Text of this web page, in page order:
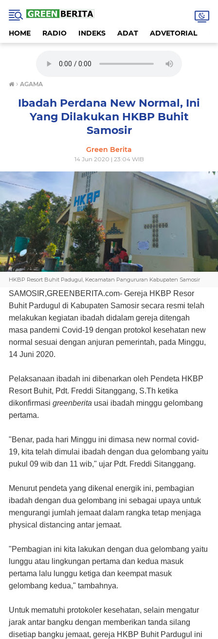
HOME RADIO INDEKS ADAT ADVETORIAL
› AGAMA
Ibadah Perdana New Normal, Ini
Yang Dilakukan HKBP Buhit
Samosir
Green Berita
14 Jun 2020 | 23:04 WIB
HKBP Resort Buhit Padugul, Kecamatan Pangururan Kabupaten Samosir
SAMOSIR,GREENBERITA.com- Gereja HKBP Resor
Buhit Pardugul di Kabupaten Samosir secara resmi telah
melakukan kegiatan ibadah didalam gereja ditengah
masa pandemi Covid-19 dengan protokol kesehatan new
normal sesuai dengan anjuran pemerintah, pada Minggu,
14 Juni 2020.
Pelaksanaan ibadah ini dibenarkan oleh Pendeta HKBP
Resort Buhit, Pdt. Freddi Sitanggang, S.Th ketika
dikonfirmasi greenberita usai ibadah minggu gelombang
pertama.
"Benar, pada hari Minggu ini dimasa new normal covid-
19, kita telah dimulai ibadah dengan dua gelombang yaitu
pukul 09 wib dan 11 wib," ujar Pdt. Freddi Sitanggang.
Menurut pendeta yang dikenal energik ini, pembagian
ibadah dengan dua gelombang ini sebagai upaya untuk
mengurangi jumlah jemaat dalam rangka tetap menjaga
physical distancing antar jemaat.
"Pembagian ini kita lakukan dengan dua gelombang yaitu
lunggu atau lingkungan pertama dan kedua masuk
pertama lalu lunggu ketiga dan keempat masuk
gelombang kedua," tambahnya.
Untuk mematuhi protokoler kesehatan, selain mengatur
jarak antar bangku dengan memberikan tanda silang
disetiap bangku jemaat, gereja HKBP Buhit Pardugul ini